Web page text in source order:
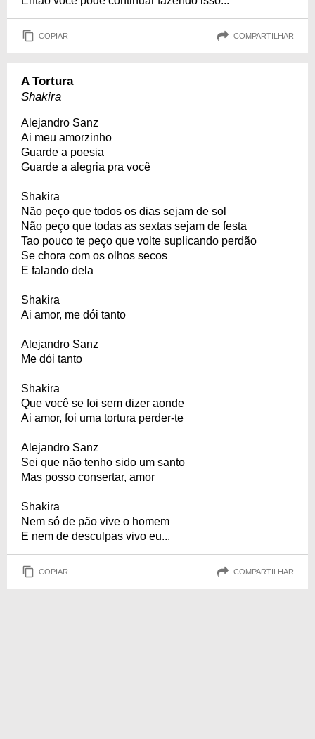
COPIAR COMPARTILHAR
A Tortura
Shakira
Alejandro Sanz
Ai meu amorzinho
Guarde a poesia
Guarde a alegria pra você
Shakira
Não peço que todos os dias sejam de sol
Não peço que todas as sextas sejam de festa
Tao pouco te peço que volte suplicando perdão
Se chora com os olhos secos
E falando dela
Shakira
Ai amor, me dói tanto
Alejandro Sanz
Me dói tanto
Shakira
Que você se foi sem dizer aonde
Ai amor, foi uma tortura perder-te
Alejandro Sanz
Sei que não tenho sido um santo
Mas posso consertar, amor
Shakira
Nem só de pão vive o homem
E nem de desculpas vivo eu...
COPIAR COMPARTILHAR